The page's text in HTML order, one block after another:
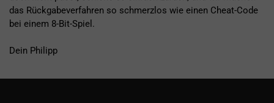
das Rückgabeverfahren so schmerzlos wie einen Cheat-Code
bei einem 8-Bit-Spiel.
Dein Philipp